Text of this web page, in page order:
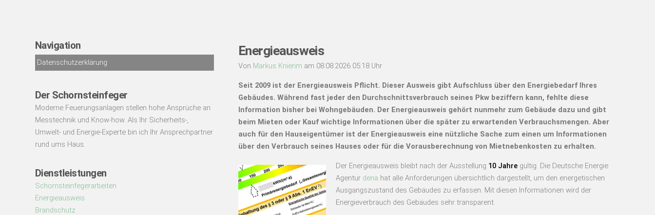
Navigation
Datenschutzerklärung
Der Schornsteinfeger
Moderne Feuerungsanlagen stellen hohe Ansprüche an
Messtechnik und Know-how. Als Ihr Sicherheits-,
Umwelt- und Energie-Experte bin ich Ihr Ansprechpartner
rund ums Haus.
Dienstleistungen
Schornsteinfegerarbeiten
Energieausweis
Brandschutz
Energieausweis
Von Markus Knierim am 08.08.2026 05:18 Uhr
Seit 2009 ist der Energieausweis Pflicht. Dieser Ausweis gibt Aufschluss über den Energiebedarf Ihres
Gebäudes. Während fast jeder den Durchschnittsverbrauch seines Pkw beziffern kann, fehlte diese
Information bisher bei Wohngebäuden. Der Energieausweis gehört nunmehr zum Gebäude dazu und gibt
beim Mieten oder Kauf wichtige Informationen über die später zu erwartenden Verbrauchsmengen. Aber
auch für den Hauseigentümer ist der Energieausweis eine nützliche Sache zum einen um Informationen
über den Verbrauch seines Hauses oder für die Vorausberechnung von Mietnebenkosten zu erhalten.
Der Energieausweis bleibt nach der Ausstellung 10 Jahregültig. Die Deutsche Energie
Agentur dena hat alle Anforderungen übersichtlich dargestellt, um den energetischen
Ausgangszustand des Gebäudes zu erfassen. Mit diesen Informationen wird der
Energieverbrauch des Gebäudes sehr transparent.